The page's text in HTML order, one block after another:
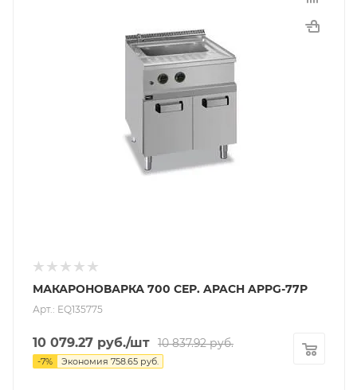
МАКАРОНОВАРКА 700 СЕР. APACH APPG-77P
Арт.: EQ135775
10 079.27 руб./шт 10 837.92руб.
-7% Экономия 758.65 руб.